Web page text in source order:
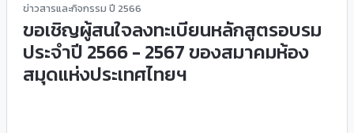
ข่าวสารและกิจกรรม ปี 2566
ขอเชิญผู้สนใจลงทะเบียนหลักสูตรอบรม
ประจำปี 2566 - 2567 ของสมาคมห้อง
สมุดแห่งประเทศไทยฯ